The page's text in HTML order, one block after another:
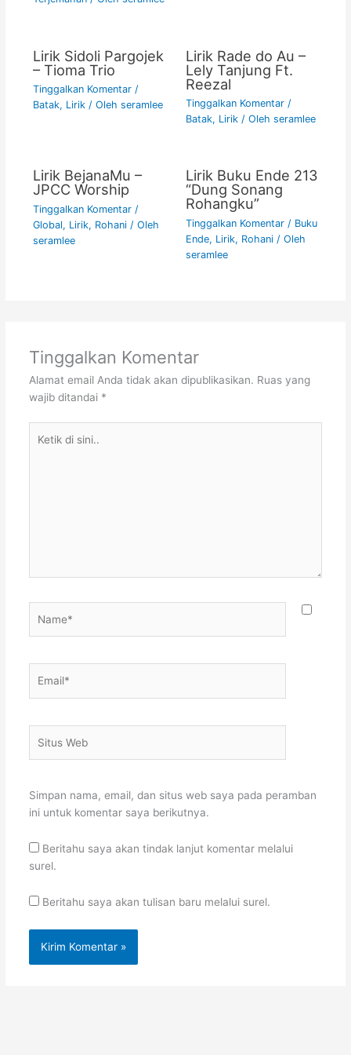
Lirik Sidoli Pargojek
– Tioma Trio
Tinggalkan Komentar /
Batak, Lirik/ Oleh seramlee
Lirik Rade do Au –
Lely Tanjung Ft.
Reezal
Tinggalkan Komentar /
Batak, Lirik/ Oleh seramlee
Lirik BejanaMu –
JPCC Worship
Tinggalkan Komentar /
Global, Lirik, Rohani/ Oleh
seramlee
Lirik Buku Ende 213
“Dung Sonang
Rohangku”
Tinggalkan Komentar / Buku
Ende, Lirik, Rohani/ Oleh
seramlee
Tinggalkan Komentar
Alamat email Anda tidak akan dipublikasikan. Ruas yang
wajib ditandai *
Web
Simpan nama, email, dan situs web saya pada peramban
ini untuk komentar saya berikutnya.
Beritahu saya akan tindak lanjut komentar melalui
surel.
Beritahu saya akan tulisan baru melalui surel.